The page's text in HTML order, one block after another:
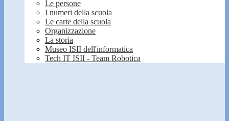
Le persone
I numeri della scuola
Le carte della scuola
Organizzazione
La storia
Museo ISII dell'informatica
Tech IT ISII - Team Robotica